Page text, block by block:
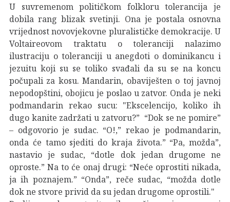
U suvremenom političkom folkloru tolerancija je
dobila rang blizak svetinji. Ona je postala osnovna
vrijednost novovjekovne pluralističke demokracije. U
Voltaireovom traktatu o toleranciji nalazimo
ilustraciju o toleranciji u anegdoti o dominikancu i
jezuitu koji su se toliko svađali da su se na koncu
počupali za kosu. Mandarin, obaviješten o toj javnoj
nepodopštini, obojicu je poslao u zatvor. Onda je neki
podmandarin rekao sucu: "Ekscelencijo, koliko ih
dugo kanite zadržati u zatvoru?” “Dok se ne pomire”
– odgovorio je sudac. “O!,” rekao je podmandarin,
onda će tamo sjediti do kraja života.” “Pa, možda”,
nastavio je sudac, “dotle dok jedan drugome ne
oproste.” Na to će onaj drugi: “Neće oprostiti nikada,
ja ih poznajem.” “Onda”, reče sudac, “možda dotle
dok ne stvore privid da su jedan drugome oprostili."